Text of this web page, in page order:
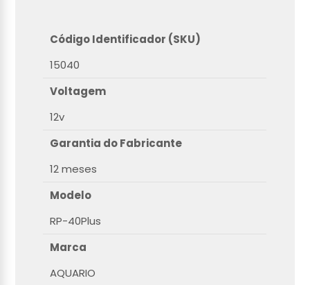
Código Identificador (SKU)
15040
Voltagem
12v
Garantia do Fabricante
12 meses
Modelo
RP-40Plus
Marca
AQUARIO